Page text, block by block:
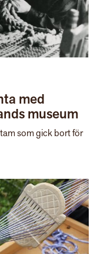
med
museum
som gick bort för